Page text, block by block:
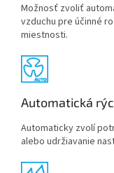
Možnosť zvoliť
vzduchu pre účinné
miestnosti.
Automatická
Automaticky zvolí
alebo udržiavanie